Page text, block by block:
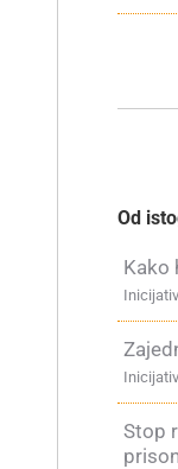
Od
Kako
Stop